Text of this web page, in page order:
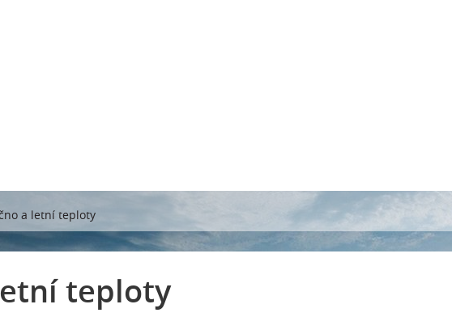
a letní teploty
teploty